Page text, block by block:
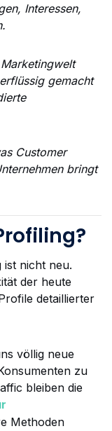
Interessen,
gemacht
Customer
bringt
ist nicht neu.
der heute
detaillierter
völlig neue
zu
bleiben die
Methoden